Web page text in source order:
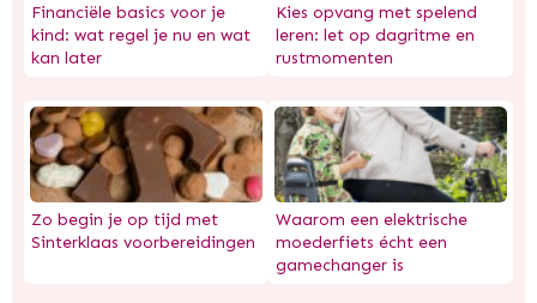
Financiële basics voor je
kind: wat regel je nu en wat
kan later
Kies opvang met spelend
leren: let op dagritme en
rustmomenten
Zo begin je op tijd met
Sinterklaas voorbereidingen
Waarom een elektrische
moederfiets écht een
gamechanger is